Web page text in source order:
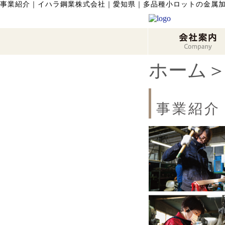
事業紹介 イハラ鋼業株式会社｜愛知県｜多品種小ロットの金属
ホーム
事業紹介